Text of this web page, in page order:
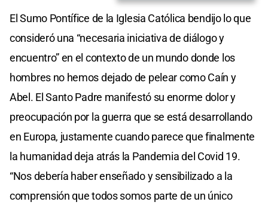
El Sumo Pontífice de la Iglesia Católica bendijo lo que
consideró una “necesaria iniciativa de diálogo y
encuentro” en el contexto de un mundo donde los
hombres no hemos dejado de pelear como Caín y
Abel. El Santo Padre manifestó su enorme dolor y
preocupación por la guerra que se está desarrollando
en Europa, justamente cuando parece que finalmente
la humanidad deja atrás la Pandemia del Covid 19.
“Nos debería haber enseñado y sensibilizado a la
comprensión que todos somos parte de un único